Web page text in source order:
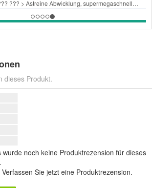
dieses Produkt.
wurde noch keine Produktrezension für dieses
Verfassen Sie jetzt eine Produktrezension.